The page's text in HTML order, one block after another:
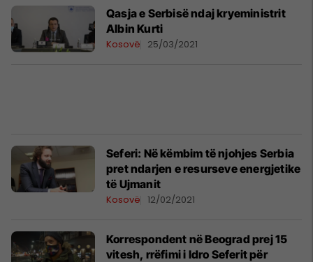
Qasja e Serbisë ndaj kryeministrit
Albin Kurti
Kosovë 25/03/2021
Seferi: Në këmbim të njohjes Serbia
pret ndarjen e resurseve energjetike
të Ujmanit
Kosovë 12/02/2021
Korrespondent në Beograd prej 15
vitesh, rrëfimi i Idro Seferit për